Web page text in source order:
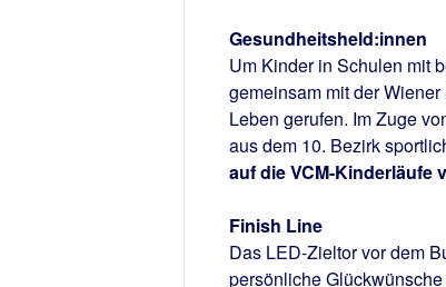
Gesundheitsheld:innen
Um Kinder in Schulen mit
gemeinsam mit der
Leben gerufen. Im Zuge
aus dem 10. Bezirk
auf die VCM-Kinderläufe
Finish Line
Das LED-Zieltor vor dem
persönliche